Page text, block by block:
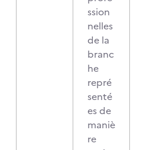
ssion
nelles
de la
branc
he
repré
senté
es de
maniè
re